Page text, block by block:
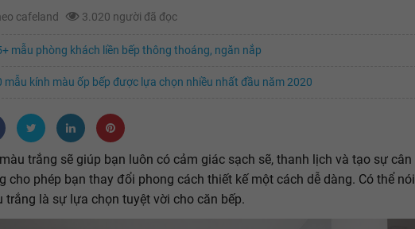
cafeland 3.020 người đã đọc
mẫu phòng khách liền bếp thông thoáng, ngăn nắp
mẫu kính màu ốp bếp được lựa chọn nhiều nhất đầu năm 2020
trắng sẽ giúp bạn luôn có cảm giác sạch sẽ, thanh lịch và tạo sự cân
cho phép bạn thay đổi phong cách thiết kế một cách dễ dàng. Có thể nói
trắng là sự lựa chọn tuyệt vời cho căn bếp.